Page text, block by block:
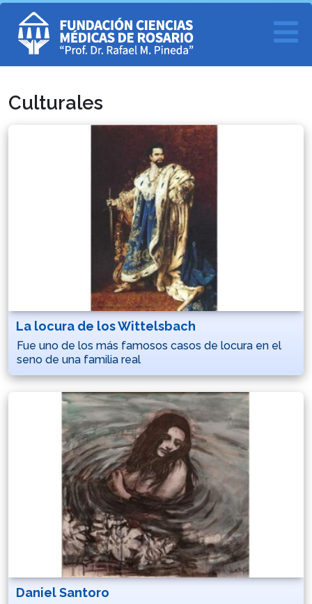
Culturales
La locura de los Wittelsbach
Fue uno de los más famosos casos de locura en el
seno de una familia real
Daniel Santoro